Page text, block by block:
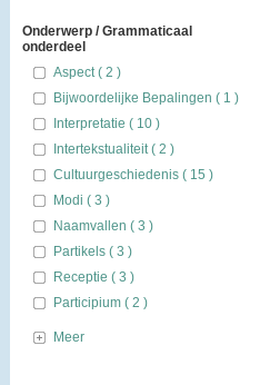
Onderwerp / Grammaticaal
onderdeel
Aspect ( 2 )
Bijwoordelijke Bepalingen ( 1 )
Interpretatie ( 10 )
Intertekstualiteit ( 2 )
Cultuurgeschiedenis ( 15 )
Modi ( 3 )
Naamvallen ( 3 )
Partikels ( 3 )
Receptie ( 3 )
Participium ( 2 )
Meer